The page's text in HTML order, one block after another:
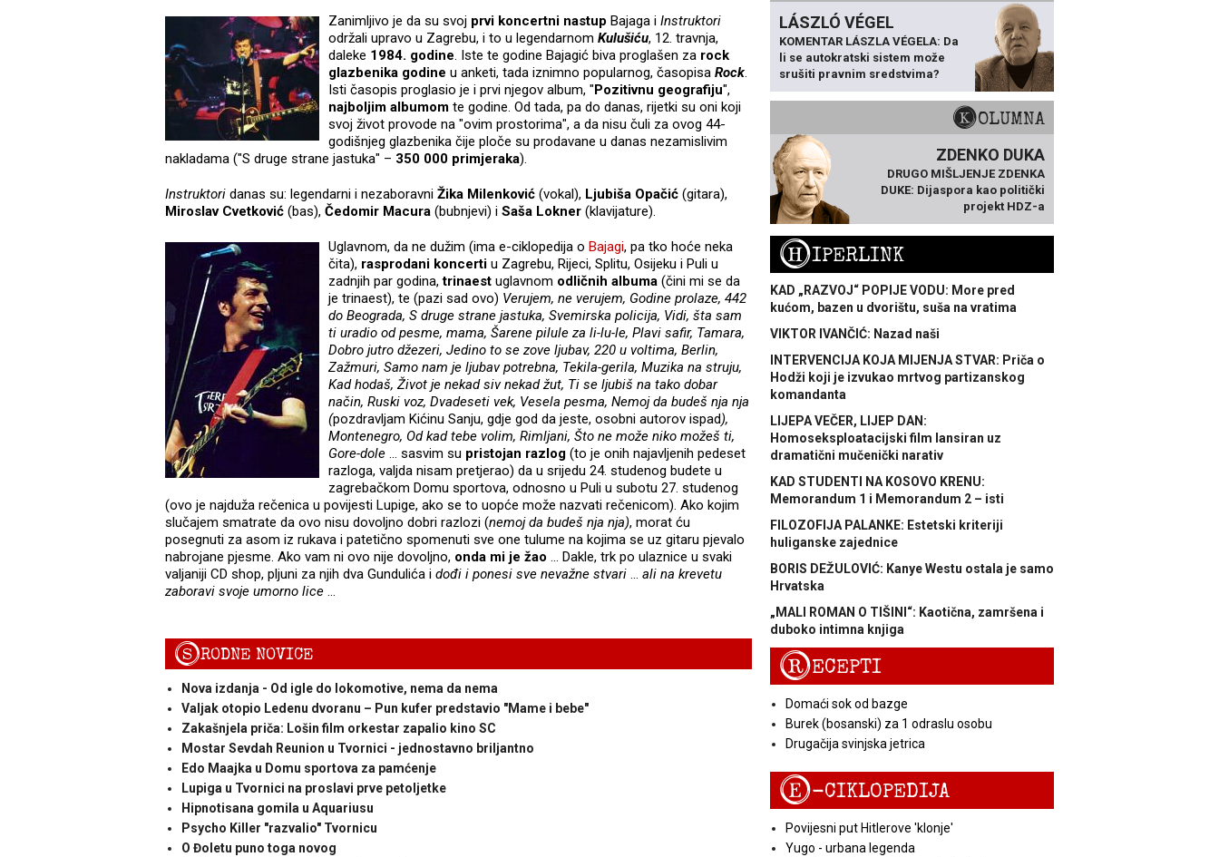
Zanimljivo je da su svoj prvi koncertni nastup Bajaga i Instruktori
održali upravo u Zagrebu, i to u legendarnom Kulušiću, 12. travnja,
daleke 1984. godine. Iste te godine Bajagić biva proglašen za rock
glazbenika godine u anketi, tada iznimno popularnog, časopisa Rock.
Isti časopis proglasio je i prvi njegov album, "Pozitivnu geografiju",
najboljim albumom te godine. Od tada, pa do danas, rijetki su oni koji
svoj život provode na "ovim prostorima", a da nisu čuli za ovog 44-
godišnjeg glazbenika čije ploče su prodavane u danas nezamislivim
nakladama ("S druge strane jastuka" – 350 000 primjeraka).
Instruktori danas su: legendarni i nezaboravni Žika Milenković (vokal), Ljubiša Opačić (gitara),
Miroslav Cvetković (bas), Čedomir Macura (bubnjevi) i Saša Lokner (klavijature).
Uglavnom, da ne dužim (ima e-ciklopedija o Bajagi, pa tko hoće neka
čita), rasprodani koncerti u Zagrebu, Rijeci, Splitu, Osijeku i Puli u
zadnjih par godina,trinaest uglavnom odličnih albuma (čini mi se da
je trinaest), te (pazi sad ovo) Verujem, ne verujem, Godine prolaze, 442
do Beograda, S druge strane jastuka, Svemirska policija, Vidi, šta sam
ti uradio od pesme, mama, Šarene pilule za li-lu-le, Plavi safir, Tamara,
Dobro jutro džezeri, Jedino to se zove ljubav, 220 u voltima, Berlin,
Zažmuri, Samo nam je ljubav potrebna, Tekila-gerila, Muzika na struju,
Kad hodaš, Život je nekad siv nekad žut, Ti se ljubiš na tako dobar
način, Ruski voz, Dvadeseti vek, Vesela pesma, Nemoj da budeš nja nja
(pozdravljam Kićinu Sanju, gdje god da jeste, osobni autorov ispad),
Montenegro, Od kad tebe volim, Rimljani, Što ne može niko možeš ti,
Gore-dole ... sasvim su pristojan razlog (to je onih najavljenih pedeset
razloga, valjda nisam pretjerao) da u srijedu 24. studenog budete u
zagrebačkom Domu sportova, odnosno u Puli u subotu 27. studenog
(ovo je najduža rečenica u povijesti Lupige, ako se to uopće može nazvati rečenicom). Ako kojim
slučajem smatrate da ovo nisu dovoljno dobri razlozi (nemoj da budeš nja nja), morat ću
posegnuti za asom iz rukava i patetično spomenuti sve one tulume na kojima se uz gitaru pjevalo
nabrojane pjesme. Ako vam ni ovo nije dovoljno, onda mi je žao … Dakle, trk po ulaznice u svaki
valjaniji CD shop, pljuni za njih dva Gundulića i dođi i ponesi sve nevažne stvari … ali na krevetu
zaboravi svoje umorno lice …
SRODNE NOVICE
Nova izdanja - Od igle do lokomotive, nema da nema
Valjak otopio Ledenu dvoranu – Pun kufer predstavio "Mame i bebe"
Zakašnjela priča: Lošin film orkestar zapalio kino SC
Mostar Sevdah Reunion u Tvornici - jednostavno briljantno
Edo Maajka u Domu sportova za pamćenje
Lupiga u Tvornici na proslavi prve petoljetke
Hipnotisana gomila u Aquariusu
Psycho Killer "razvalio" Tvornicu
O Đoletu puno toga novog
LÁSZLÓ VÉGEL
KOMENTAR LÁSZLA VÉGELA: Da
li se autokratski sistem može
srušiti pravnim sredstvima?
KOLUMNA
ZDENKO DUKA
DRUGO MIŠLJENJE ZDENKA
DUKE: Dijaspora kao politički
projekt HDZ-a
HIPERLINK
KAD „RAZVOJ“ POPIJE VODU: More pred
kućom, bazen u dvorištu, suša na vratima
VIKTOR IVANČIĆ: Nazad naši
INTERVENCIJA KOJA MIJENJA STVAR: Priča o
Hodži koji je izvukao mrtvog partizanskog
komandanta
LIJEPA VEČER, LIJEP DAN:
Homoseksploatacijski film lansiran uz
dramatični mučenički narativ
KAD STUDENTI NA KOSOVO KRENU:
Memorandum 1 i Memorandum 2 – isti
FILOZOFIJA PALANKE: Estetski kriteriji
huliganske zajednice
BORIS DEŽULOVIĆ: Kanye Westu ostala je samo
Hrvatska
„MALI ROMAN O TIŠINI“: Kaotična, zamršena i
duboko intimna knjiga
RECEPTI
Domaći sok od bazge
Burek (bosanski) za 1 odraslu osobu
Drugačija svinjska jetrica
E-CIKLOPEDIJA
Povijesni put Hitlerove 'klonje'
Yugo - urbana legenda